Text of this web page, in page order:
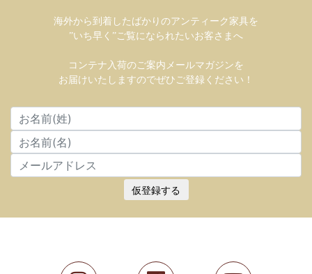
海外から到着したばかりのアンティーク家具を
”いち早く”ご覧になられたいお客さまへ
コンテナ入荷のご案内メールマガジンを
お届けいたしますのでぜひご登録ください！
仮登録する